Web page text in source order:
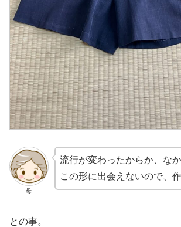
母
流行が変わったからか、な
この形に出会えないので、
との事。